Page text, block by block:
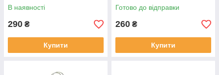
В наявності
290 ₴
Купити
Готово до відправки
260 ₴
Купити